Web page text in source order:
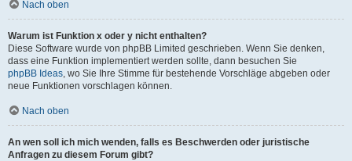
Nach oben
Warum ist Funktion x oder y nicht enthalten?
Diese Software wurde von phpBB Limited geschrieben. Wenn Sie denken,
dass eine Funktion implementiert werden sollte, dann besuchen Sie
phpBB Ideas, wo Sie Ihre Stimme für bestehende Vorschläge abgeben oder
neue Funktionen vorschlagen können.
Nach oben
An wen soll ich mich wenden, falls es Beschwerden oder juristische
Anfragen zu diesem Forum gibt?